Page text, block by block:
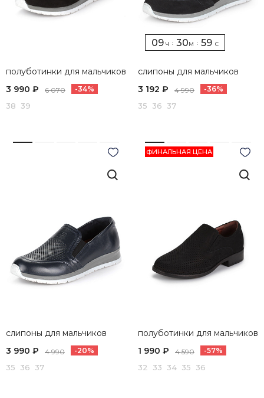
полуботинки для мальчиков
3 990 ₽
6 070 -34%
38 39
58 С
:
09 Ч : 30М
слипоны для мальчиков
3 192 ₽
4 990 -36%
35 36 37
слипоны для мальчиков
3 990 ₽
4 990 -20%
35 36 37
ФИНАЛЬНАЯ ЦЕНА
полуботинки для мальчиков
1 990 ₽
4 590 -57%
32 33 34 35 36